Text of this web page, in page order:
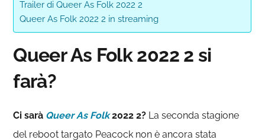
Trailer di Queer As Folk 2022 2
Queer As Folk 2022 2 in streaming
Queer As Folk 2022 2 si
farà?
Ci sarà Queer As Folk2022 2? La seconda stagione
del reboot targato Peacock non è ancora stata